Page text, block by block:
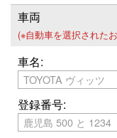
車両
(※自動車を選択された
車名:
登録番号: